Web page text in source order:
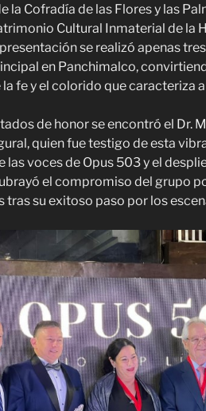
la Cofradía de las Flores y las
Cultural Inmaterial de la
presentación se realizó apenas
en Panchimalco,
fe y el colorido que caracteriza
de honor se encontró el Dr.
quien fue testigo de esta
las voces de Opus 503 y el
el compromiso del grupo
tras su exitoso paso por los